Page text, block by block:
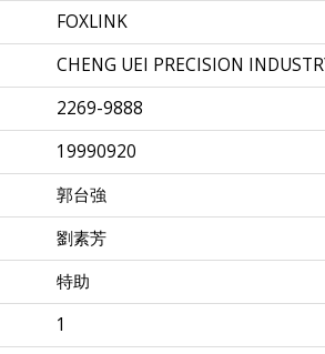
FOXLINK
CHENG UEI PRECISION
2269-9888
19990920
郭台強
劉素芳
特助
1